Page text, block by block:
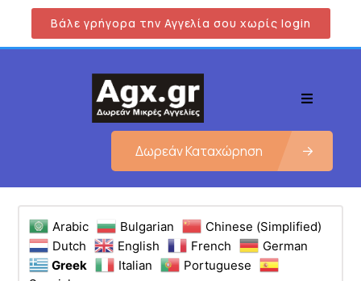
Βάλε γρήγορα την Αγγελία σου χωρίς login
Δωρεάν Καταχώρηση
Arabic Bulgarian
Chinese (Simplified)
Dutch
English French
German
Greek
Italian
Portuguese